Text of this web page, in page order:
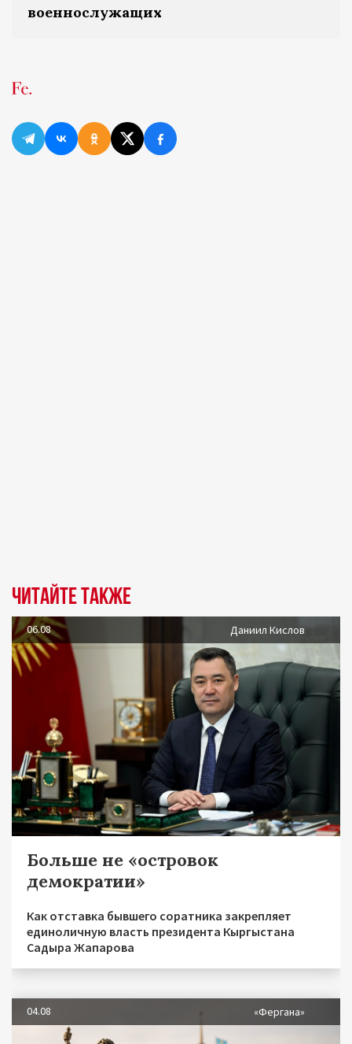
военнослужащих
Читайте также
06.08 Даниил Кислов
Больше не «островок
демократии»
Как отставка бывшего соратника закрепляет
единоличную власть президента Кыргыстана
Садыра Жапарова
04.08 «Фергана»